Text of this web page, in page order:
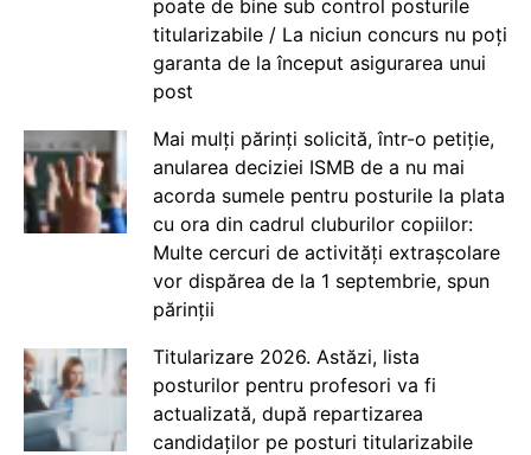
poate de bine sub control posturile
titularizabile / La niciun concurs nu poți
garanta de la început asigurarea unui
post
Mai mulți părinți solicită, într-o petiție,
anularea deciziei ISMB de a nu mai
acorda sumele pentru posturile la plata
cu ora din cadrul cluburilor copiilor:
Multe cercuri de activități extrașcolare
vor dispărea de la 1 septembrie, spun
părinții
Titularizare 2026. Astăzi, lista
posturilor pentru profesori va fi
actualizată, după repartizarea
candidaților pe posturi titularizabile